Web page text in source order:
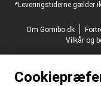
*Leveringstiderne gælder
Om Gomibo.dk
Vilkår og